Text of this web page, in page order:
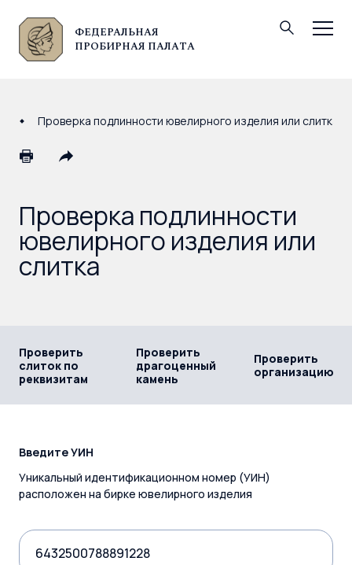
ФЕДЕРАЛЬНАЯ
ПРОБИРНАЯ ПАЛАТА
© Федеральная пробирная палата, 2026
Проверка подлинности ювелирного изделия или слитка
Проверка подлинности
ювелирного изделия или
слитка
Проверить
слиток по
реквизитам
Проверить
драгоценный
камень
Проверить
организацию
Введите УИН
Уникальный идентификационном номер (УИН)
расположен на бирке ювелирного изделия